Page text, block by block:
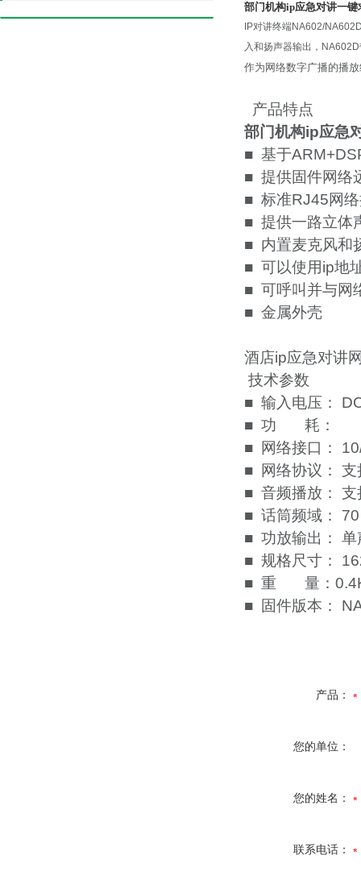
部门机构ip应急对讲一键
IP对讲终端NA602/
入和扬声器输出，
作为网络数字广播的播
产品特点
部门机构ip应急
■ 基于
■ 提供固件网络
■ 标准RJ45网
■ 提供一路立体
■ 内置麦克风和
■ 可以使用ip地
■ 可呼叫并与网
■ 金属外壳
酒店ip应急对讲
技术参数
■ 输入电压：
■ 功 耗：
■ 网络接口：
■ 网络协议：
■ 音频播放：
■ 话筒频域：
■ 功放输出： 单
■ 规格尺寸：
■ 重 量：
■ 固件版本
产品：
您的单位：
您的姓名：
联系电话：